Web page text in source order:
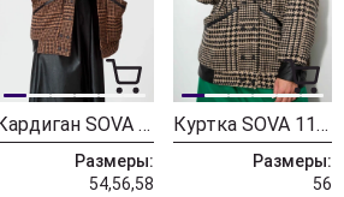
Кардиган SOVA 11187 коричневый
Размеры:
54,56,58
Куртка SOVA 11187 беж
Размеры:
56